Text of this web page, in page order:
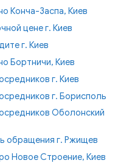
Конча-Заспа, Киев
цене г. Киев
г. Киев
Бортничи, Киев
г. Киев
г. Борисполь
Оболонский
обращения г. Ржищев
Новое Строение, Киев